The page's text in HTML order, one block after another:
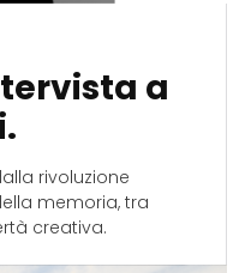
a
rivoluzione
memoria, tra
creativa.